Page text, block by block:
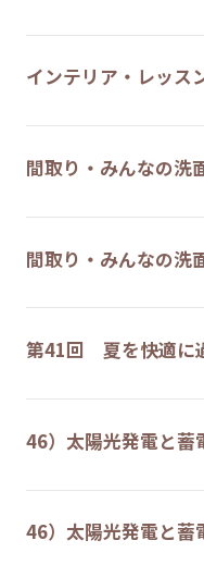
インテリア・レッ
間取り・みんなの
間取り・みんなの
第41回 夏を快適に
46）太陽光発電と
46）太陽光発電と